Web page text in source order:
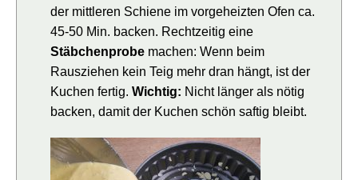
der mittleren Schiene im vorgeheizten Ofen ca.
45-50 Min. backen. Rechtzeitig eine
Stäbchenprobe machen: Wenn beim
Rausziehen kein Teig mehr dran hängt, ist der
Kuchen fertig. Wichtig: Nicht länger als nötig
backen, damit der Kuchen schön saftig bleibt.